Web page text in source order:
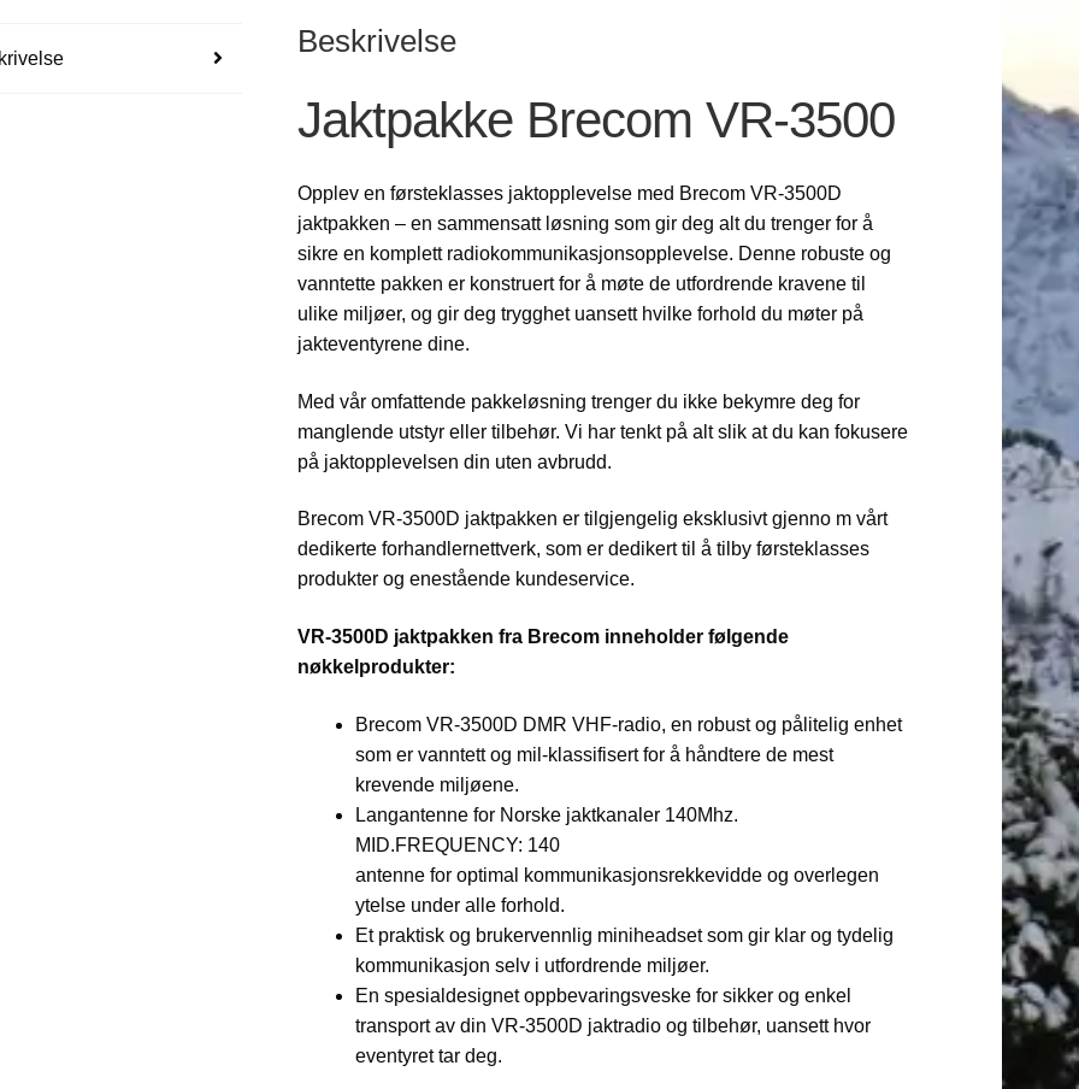
Beskrivelse
Jaktpakke Brecom VR-3500
Opplev en førsteklasses jaktopplevelse med Brecom VR-3500D
jaktpakken – en sammensatt løsning som gir deg alt du trenger for å
sikre en komplett radiokommunikasjonsopplevelse. Denne robuste og
vanntette pakken er konstruert for å møte de utfordrende kravene til
ulike miljøer, og gir deg trygghet uansett hvilke forhold du møter på
jakteventyrene dine.
Med vår omfattende pakkeløsning trenger du ikke bekymre deg for
manglende utstyr eller tilbehør. Vi har tenkt på alt slik at du kan fokusere
på jaktopplevelsen din uten avbrudd.
Brecom VR-3500D jaktpakken er tilgjengelig eksklusivt gjenno m vårt
dedikerte forhandlernettverk, som er dedikert til å tilby førsteklasses
produkter og enestående kundeservice.
VR-3500D jaktpakken fra Brecom inneholder følgende
nøkkelprodukter:
Brecom VR-3500D DMR VHF-radio, en robust og pålitelig enhet
som er vanntett og mil-klassifisert for å håndtere de mest
krevende miljøene.
Langantenne for Norske jaktkanaler 140Mhz.
MID.FREQUENCY: 140
antenne for optimal kommunikasjonsrekkevidde og overlegen
ytelse under alle forhold.
Et praktisk og brukervennlig miniheadset som gir klar og tydelig
kommunikasjon selv i utfordrende miljøer.
En spesialdesignet oppbevaringsveske for sikker og enkel
transport av din VR-3500D jaktradio og tilbehør, uansett hvor
eventyret tar deg.